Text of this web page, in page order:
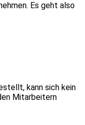
Es geht also
kann sich kein
Mitarbeitern